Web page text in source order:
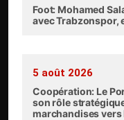
Foot: Mohamed
avec Trabzonspor,
5 août 2026
Coopération: Le
son rôle
marchandises vers